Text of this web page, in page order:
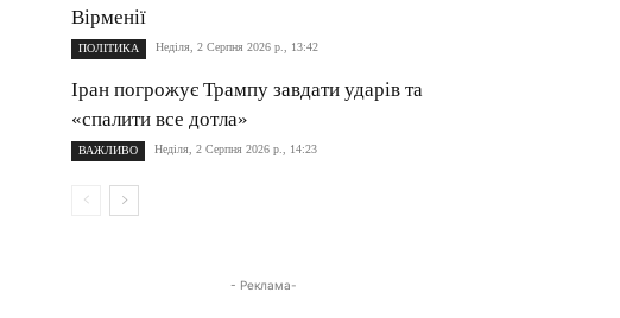
Вірменії
ПОЛІТИКА Неділя, 2 Серпня 2026 р., 13:42
Іран погрожує Трампу завдати ударів та
«спалити все дотла»
ВАЖЛИВО Неділя, 2 Серпня 2026 р., 14:23
- Реклама-